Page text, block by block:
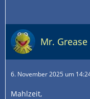
Mr. Grease
6. November 2025 um
Mahlzeit,